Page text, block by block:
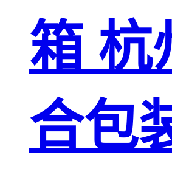
箱 杭
合包